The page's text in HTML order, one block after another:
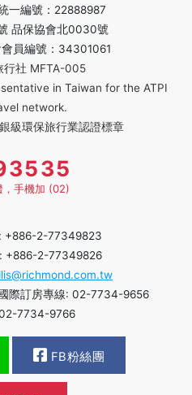
一編號：22888987
品保協會北0030號
員編號：34301061
行社 MFTA-005
in Taiwan for the ATPI
network.
級環保旅行業認證標章
，手機加 (02)
+886-2-77349823
+886-2-77349826
際訂房專線: 02-7734-9656
7734-9766
FB粉絲團